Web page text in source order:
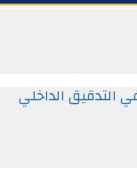
الداخلي